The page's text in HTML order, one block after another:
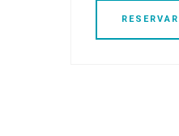
RESERVAR